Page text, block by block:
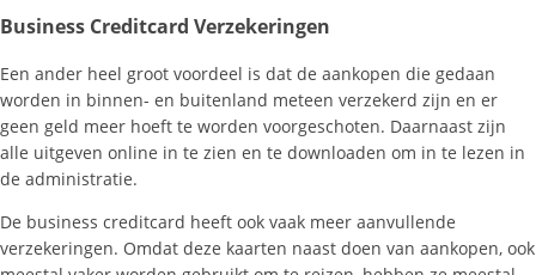
Business Creditcard Verzekeringen
Een ander heel groot voordeel is dat de aankopen die gedaan
worden in binnen- en buitenland meteen verzekerd zijn en er
geen geld meer hoeft te worden voorgeschoten. Daarnaast zijn
alle uitgeven online in te zien en te downloaden om in te lezen in
de administratie.
De business creditcard heeft ook vaak meer aanvullende
verzekeringen. Omdat deze kaarten naast doen van aankopen, ook